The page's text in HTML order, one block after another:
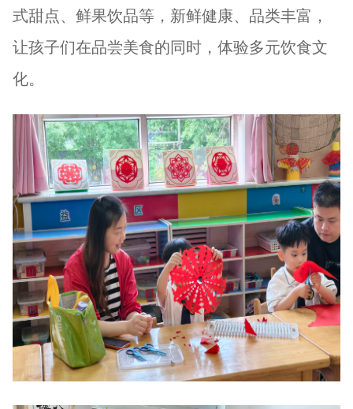
式甜点、鲜果饮品等，新鲜健康、品类丰富，
让孩子们在品尝美食的同时，体验多元饮食文
化。